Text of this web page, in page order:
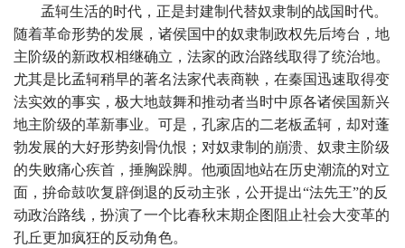
孟轲生活的时代，正是封建制代替奴隶制的战国时代。
随着革命形势的发展，诸侯国中的奴隶制政权先后垮台，地
主阶级的新政权相继确立，法家的政治路线取得了统治地。
尤其是比孟轲稍早的著名法家代表商鞅，在秦国迅速取得变
法实效的事实，极大地鼓舞和推动者当时中原各诸侯国新兴
地主阶级的革新事业。可是，孔家店的二老板孟轲，却对蓬
勃发展的大好形势刻骨仇恨；对奴隶制的崩溃、奴隶主阶级
的失败痛心疾首，捶胸跺脚。他顽固地站在历史潮流的对立
面，拚命鼓吹复辟倒退的反动主张，公开提出“法先王”的反
动政治路线，扮演了一个比春秋末期企图阻止社会大变革的
孔丘更加疯狂的反动角色。